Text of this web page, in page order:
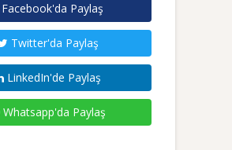
Facebook'da Paylaş
Twitter'da Paylaş
LinkedIn'de Paylaş
Whatsapp'da Paylaş